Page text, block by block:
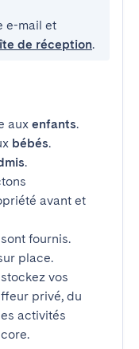
e-mail et
de réception.
aux enfants.
bébés.
.
avant et
fournis.
place.
vos
privé, du
activités